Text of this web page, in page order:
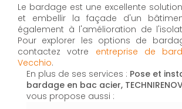
Le bardage est une excellente
et embellir la façade d'un
également à l'amélioration de
Pour explorer les options de
contactez votre entreprise de
Vecchio.
En plus de ses services : Pose et
bardage en bac acier,
vous propose aussi :